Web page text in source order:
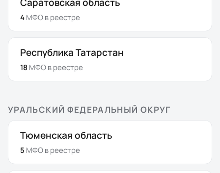
4МФОв реестре
Республика Татарстан
18 МФОв реестре
УРАЛЬСКИЙ ФЕДЕРАЛЬНЫЙ ОКРУГ
Тюменская область
5 МФОв реестре